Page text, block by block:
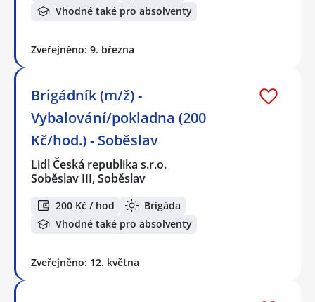
Vhodné také pro absolventy
Zveřejněno: 9. března
Brigádník (m/ž) -
Vybalování/pokladna (200
Kč/hod.) - Soběslav
Lidl Česká republika s.r.o.
Soběslav III, Soběslav
200 Kč / hod
Brigáda
Vhodné také pro absolventy
Zveřejněno: 12. května